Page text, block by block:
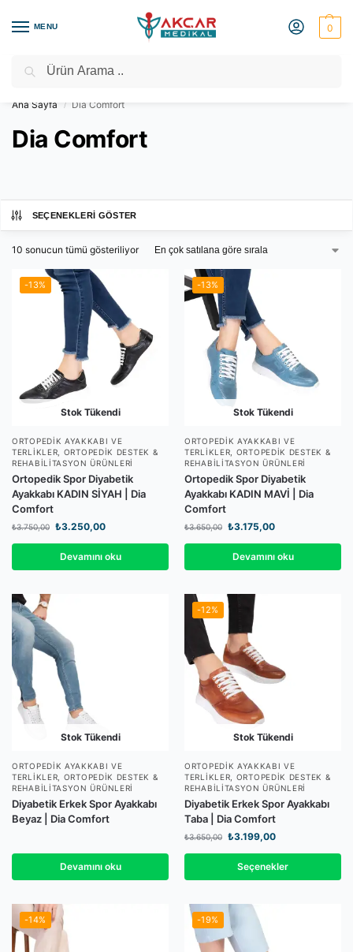
MENU 0
Medikal Market – Medikal Ürünler
Ana Sayfa / Dia Comfort
Dia Comfort
SEÇENEKLERI GÖSTER
10 sonucun tümü gösteriliyor
-13%
Stok Tükendi
ORTOPEDIK AYAKKABI VE
TERLIKLER
ORTOPEDIK DESTEK &
REHABILITASYON ÜRÜNLERI
Ortopedik Spor Diyabetik
Ayakkabı KADIN SİYAH | Dia
Comfort
₺3.750,00 ₺3.250,00
Devamını oku
-13%
Stok Tükendi
ORTOPEDIK AYAKKABI VE
TERLIKLER
ORTOPEDIK DESTEK &
REHABILITASYON ÜRÜNLERI
Ortopedik Spor Diyabetik
Ayakkabı KADIN MAVİ | Dia
Comfort
₺3.650,00 ₺3.175,00
Devamını oku
Stok Tükendi
ORTOPEDIK AYAKKABI VE
TERLIKLER
ORTOPEDIK DESTEK &
REHABILITASYON ÜRÜNLERI
Diyabetik Erkek Spor Ayakkabı
Beyaz | Dia Comfort
Devamını oku
-12%
Stok Tükendi
ORTOPEDIK AYAKKABI VE
TERLIKLER
ORTOPEDIK DESTEK &
REHABILITASYON ÜRÜNLERI
Diyabetik Erkek Spor Ayakkabı
Taba | Dia Comfort
₺3.650,00 ₺3.199,00
Seçenekler
-14% -19%